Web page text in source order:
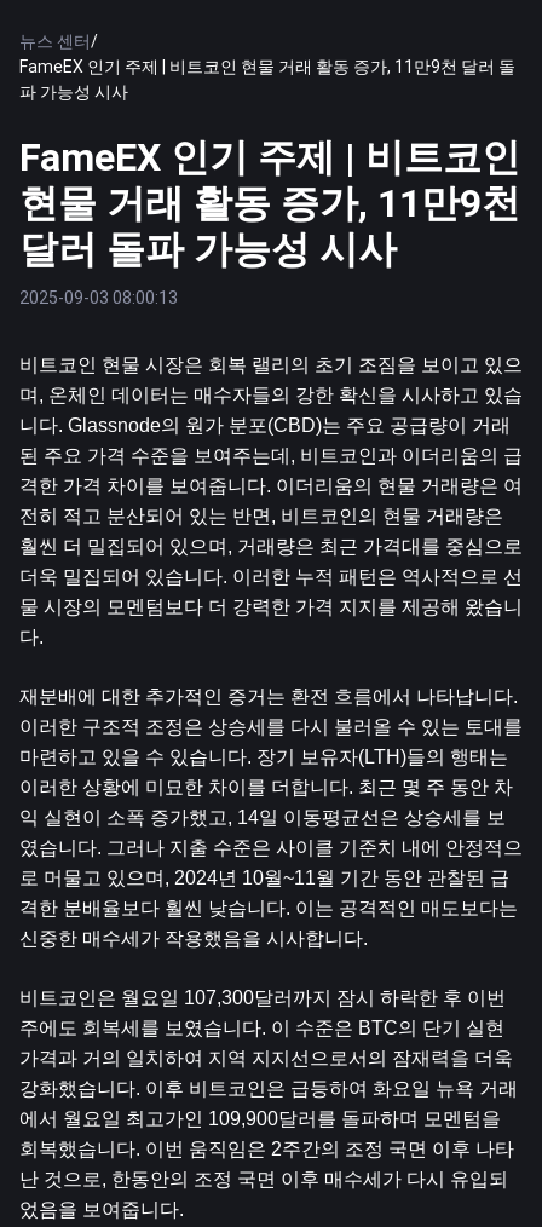
뉴스 센터/
FameEX 인기 주제 | 비트코인 현물 거래 활동 증가, 11만9천 달러 돌
파 가능성 시사
FameEX 인기 주제 | 비트코인
현물 거래 활동 증가, 11만9천
달러 돌파 가능성 시사
2025-09-03 08:00:13
비트코인 현물 시장은 회복 랠리의 초기 조짐을 보이고 있으
며, 온체인 데이터는 매수자들의 강한 확신을 시사하고 있습
니다. Glassnode의 원가 분포(CBD)는 주요 공급량이 거래
된 주요 가격 수준을 보여주는데, 비트코인과 이더리움의 급
격한 가격 차이를 보여줍니다. 이더리움의 현물 거래량은 여
전히 ​​적고 분산되어 있는 반면, 비트코인의 현물 거래량은
훨씬 더 밀집되어 있으며, 거래량은 최근 가격대를 중심으로
더욱 밀집되어 있습니다. 이러한 누적 패턴은 역사적으로 선
물 시장의 모멘텀보다 더 강력한 가격 지지를 제공해 왔습니
다.
재분배에 대한 추가적인 증거는 환전 흐름에서 나타납니다.
이러한 구조적 조정은 상승세를 다시 불러올 수 있는 토대를
마련하고 있을 수 있습니다. 장기 보유자(LTH)들의 행태는
이러한 상황에 미묘한 차이를 더합니다. 최근 몇 주 동안 차
익 실현이 소폭 증가했고, 14일 이동평균선은 상승세를 보
였습니다. 그러나 지출 수준은 사이클 기준치 내에 안정적으
로 머물고 있으며, 2024년 10월~11월 기간 동안 관찰된 급
격한 분배율보다 훨씬 낮습니다. 이는 공격적인 매도보다는
신중한 매수세가 작용했음을 시사합니다.
비트코인은 월요일 107,300달러까지 잠시 하락한 후 이번
주에도 회복세를 보였습니다. 이 수준은 BTC의 단기 실현
가격과 거의 일치하여 지역 지지선으로서의 잠재력을 더욱
강화했습니다. 이후 비트코인은 급등하여 화요일 뉴욕 거래
에서 월요일 최고가인 109,900달러를 돌파하며 모멘텀을
회복했습니다. 이번 움직임은 2주간의 조정 국면 이후 나타
난 것으로, 한동안의 조정 국면 이후 매수세가 다시 유입되
었음을 보여줍니다.